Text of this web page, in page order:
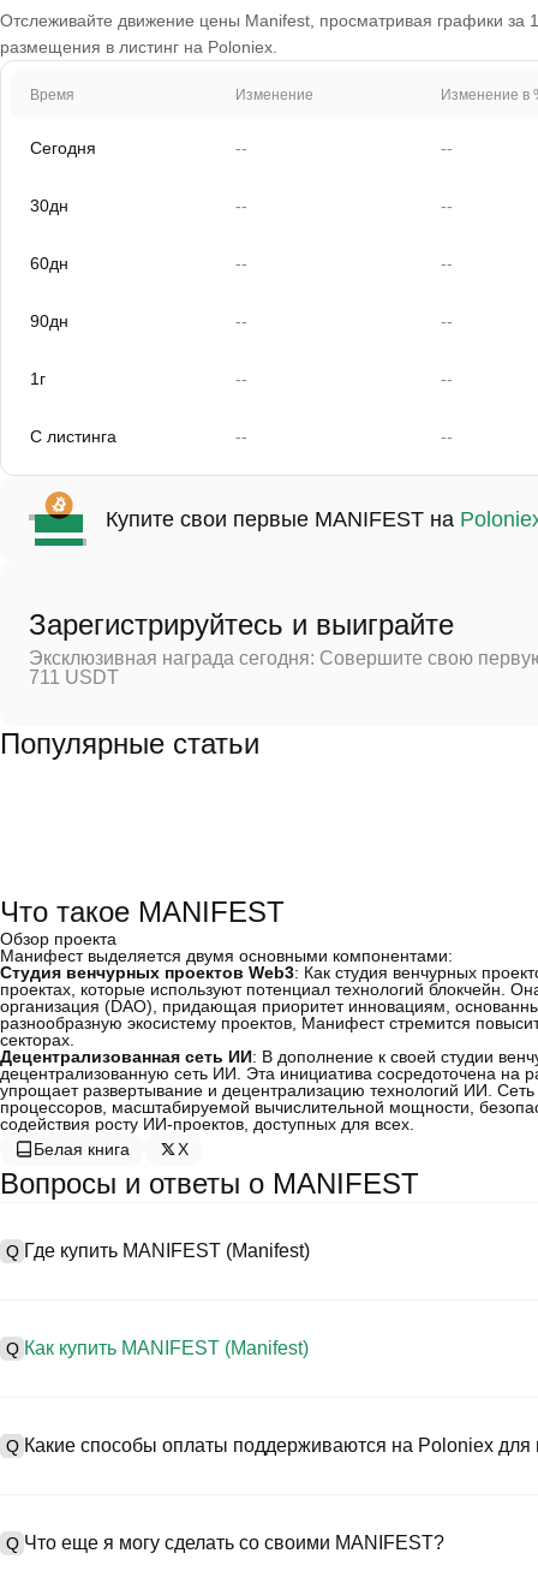
Отслеживайте движение цены Manifest, просматривая графики
размещения в листинг на Poloniex.
Время Изменение Изменение в
Сегодня -- --
30дн -- --
60дн -- --
90дн -- --
1г -- --
С листинга -- --
Купите свои первые MANIFEST на
Зарегистрируйтесь и выиграйте
Эксклюзивная награда сегодня: Совершите свою
711 USDT
Популярные статьи
Что такое MANIFEST
Обзор проекта
Манифест выделяется двумя основными компонентами:
Студия венчурных проектов Web3: Как студия венчурных
проектах, которые используют потенциал технологий блокчейн.
организация (DAO), придающая приоритет инновациям,
разнообразную экосистему проектов, Манифест стремится
секторах.
Децентрализованная сеть ИИ: В дополнение к своей студии
децентрализованную сеть ИИ. Эта инициатива сосредоточена на
упрощает развертывание и децентрализацию технологий ИИ.
процессоров, масштабируемой вычислительной мощности,
содействия росту ИИ-проектов, доступных для всех.
Белая книга
X
Вопросы и ответы о MANIFEST
Q Где купить MANIFEST (Manifest)
предоставляют удобные интерфейсы, высокую ликвидность и
Например, Poloniex поддерживает торговлю разнообразными
Процесс покупки Manifest на CEX следующий:
1. Создайте учетную запись и пройдите KYC-верификацию.
4. Разместите рыночный/лимитный ордер на покупку.
Q Как купить MANIFEST (Manifest)
торговать MANIFEST (Manifest) и широким спектром
Q Какие способы оплаты поддерживаются на Poloniex для
1) Кредитные/дебетовые карты (такие как Visa и Mastercard)
2) P2P-торговля для покупки USDT у других пользователей
Q Что еще я могу сделать со своими MANIFEST?